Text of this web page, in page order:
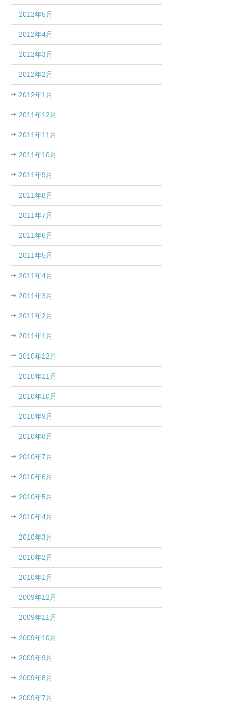
2012年5月
2012年4月
2012年3月
2012年2月
2012年1月
2011年12月
2011年11月
2011年10月
2011年9月
2011年8月
2011年7月
2011年6月
2011年5月
2011年4月
2011年3月
2011年2月
2011年1月
2010年12月
2010年11月
2010年10月
2010年9月
2010年8月
2010年7月
2010年6月
2010年5月
2010年4月
2010年3月
2010年2月
2010年1月
2009年12月
2009年11月
2009年10月
2009年9月
2009年8月
2009年7月